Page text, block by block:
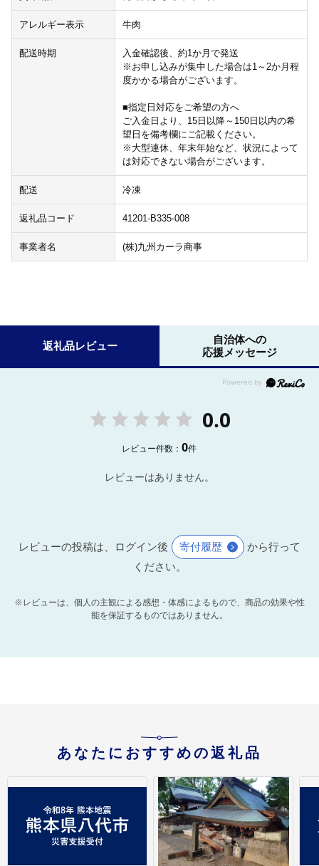
アレルギー表示 牛肉
配送時期
入金確認後、約1か月で発送
※お申し込みが集中した場合は1～2か月程
度かかる場合がございます。
■指定日対応をご希望の方へ
ご入金日より、15日以降～150日以内の希
望日を備考欄にご記載ください。
※大型連休、年末年始など、状況によって
は対応できない場合がございます。
配送 冷凍
返礼品コード 41201-B335-008
事業者名 (株)九州カーラ商事
返礼品レビュー
自治体への
応援メッセージ
0.0
レビュー件数：0件
レビューはありません。
レビューの投稿は、ログイン後 寄付履歴
から行って
ください。
※レビューは、個人の主観による感想・体感によるもので、商品の効果や性
能を保証するものではありません。
あなたにおすすめの返礼品